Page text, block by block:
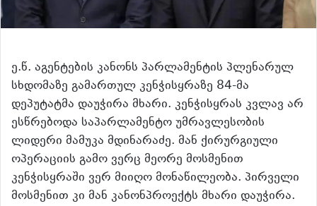
ე.წ. აგენტების კანონს პარლამენტის პლენარულ
სხდომაზე გამართულ კენჭისყრაზე 84-მა
დეპუტატმა დაუჭირა მხარი. კენჭისყრას კვლავ არ
ესწრებოდა საპარლამენტო უმრავლესობის
ლიდერი მამუკა მდინარაძე. მან ქირურგიული
ოპერაციის გამო ვერც მეორე მოსმენით
კენჭისყრაში ვერ მიიღო მონაწილეობა. პირველი
მოსმენით კი მან კანონპროექტს მხარი დაუჭირა.